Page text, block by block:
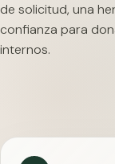
de solicitud, una
confianza para
internos.